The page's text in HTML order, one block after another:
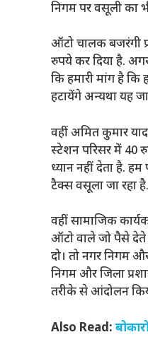
निगम पर वसूली का
ऑटो चालक बजरंगी
रुपये कर दिया है.
कि हमारी मांग है
हटायेंगे अन्यथा यह
वहीं अमित कुमार
स्टेशन परिसर में 40
ध्यान नहीं देता है.
टैक्स वसूला जा रहा
वहीं सामाजिक
ऑटो वाले जो पैसे
दो। तो नगर निगम
निगम और जिला
तरीके से आंदोलन
Also Read: